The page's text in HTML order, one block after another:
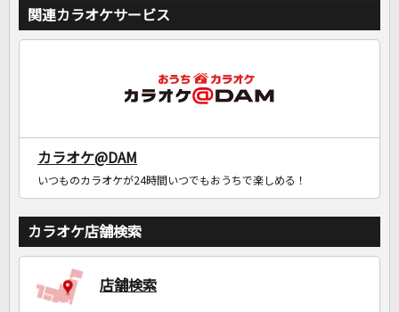
家族や友達と一緒に！練習にも！
関連カラオケサービス
カラオケ@DAM
いつものカラオケが24時間いつでもおうちで楽しめる！
カラオケ店舗検索
店舗検索